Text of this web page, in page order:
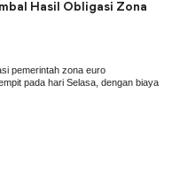
Hasil Obligasi Zona
pemerintah zona euro
pada hari Selasa, dengan biaya